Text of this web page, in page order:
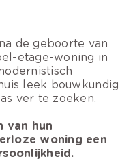
de geboorte van
etage-woning in
leek bouwkundig
ver te zoeken.
van hun
woning een